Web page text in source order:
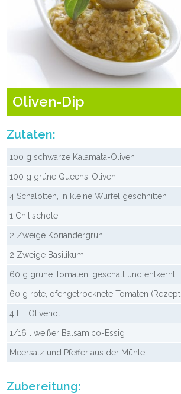
Oliven-Dip
Zutaten:
100 g schwarze Kalamata-Oliven
100 g grüne Queens-Oliven
4 Schalotten, in kleine Würfel geschnitten
1 Chilischote
2 Zweige Koriandergrün
2 Zweige Basilikum
60 g grüne Tomaten, geschält und entkernt
60 g rote, ofengetrocknete Tomaten (Rezept
4 EL Olivenöl
1/16 l weißer Balsamico-Essig
Meersalz und Pfeffer aus der Mühle
Zubereitung: